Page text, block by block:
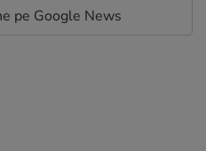
pe Google News